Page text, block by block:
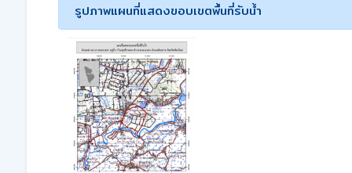
รูปภาพแผนที่แสดงขอบเขตพื้นที่รับน้ำ